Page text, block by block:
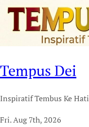
Tempus Dei
Inspiratif Tembus Ke Hati
Fri. Aug 7th, 2026